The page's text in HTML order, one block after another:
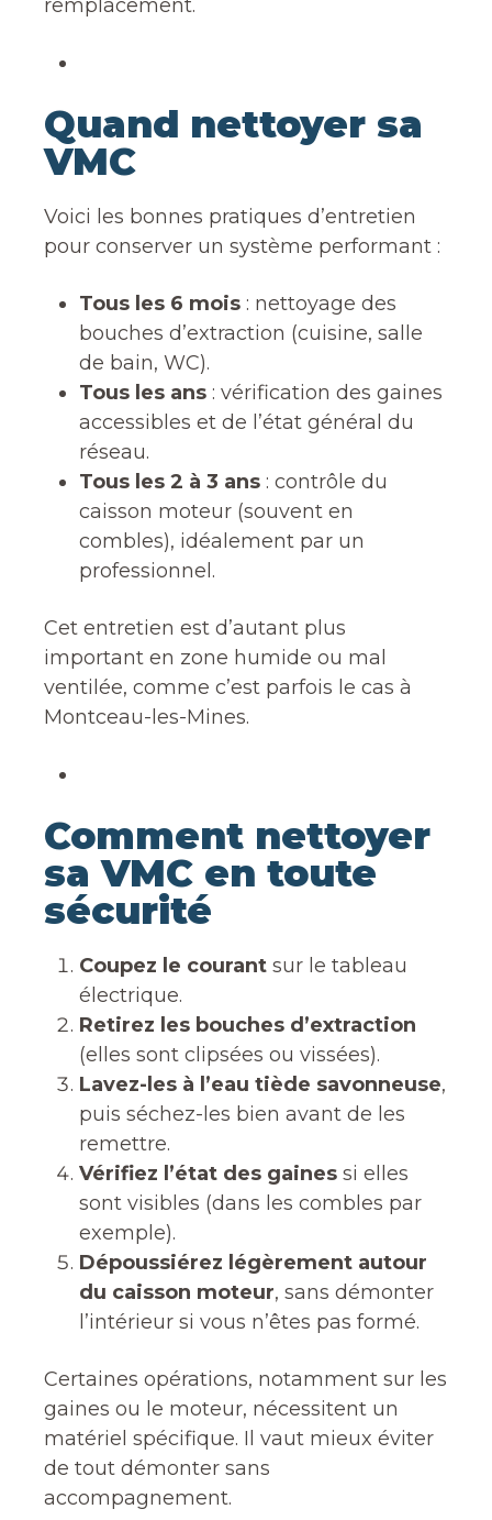
remplacement.
Quand nettoyer sa
VMC
Voici les bonnes pratiques d’entretien
pour conserver un système performant :
Tous les 6 mois : nettoyage des
bouches d’extraction (cuisine, salle
de bain, WC).
Tous les ans : vérification des gaines
accessibles et de l’état général du
réseau.
Tous les 2 à 3 ans : contrôle du
caisson moteur (souvent en
combles), idéalement par un
professionnel.
Cet entretien est d’autant plus
important en zone humide ou mal
ventilée, comme c’est parfois le cas à
Montceau-les-Mines.
Comment nettoyer
sa VMC en toute
sécurité
Coupez le courant sur le tableau
électrique.
Retirez les bouches d’extraction
(elles sont clipsées ou vissées).
Lavez-les à l’eau tiède savonneuse,
puis séchez-les bien avant de les
remettre.
Vérifiez l’état des gaines si elles
sont visibles (dans les combles par
exemple).
Dépoussiérez légèrement autour
du caisson moteur, sans démonter
l’intérieur si vous n’êtes pas formé.
Certaines opérations, notamment sur les
gaines ou le moteur, nécessitent un
matériel spécifique. Il vaut mieux éviter
de tout démonter sans
accompagnement.